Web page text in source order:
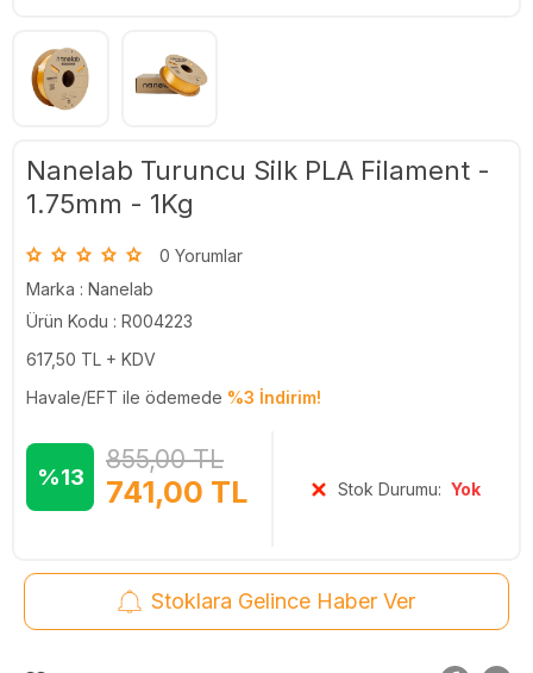
Nanelab Turuncu Silk PLA Filament -
1.75mm - 1Kg
0 Yorumlar
Marka : Nanelab
Ürün Kodu : R004223
617,50 TL + KDV
Havale/EFT ile ödemede %3 İndirim!
%13 741,00 TL
855,00TL
Stok Durumu:Yok
Stoklara Gelince Haber Ver